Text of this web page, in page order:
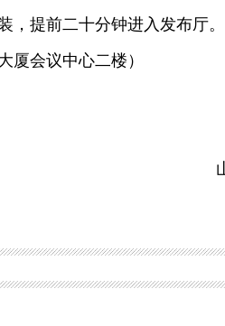
提前二十分钟进入发布厅。
会议中心二楼）
山